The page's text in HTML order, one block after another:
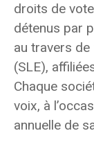
droits de
détenus par
au travers de
(SLE),
Chaque
voix, à
annuelle de